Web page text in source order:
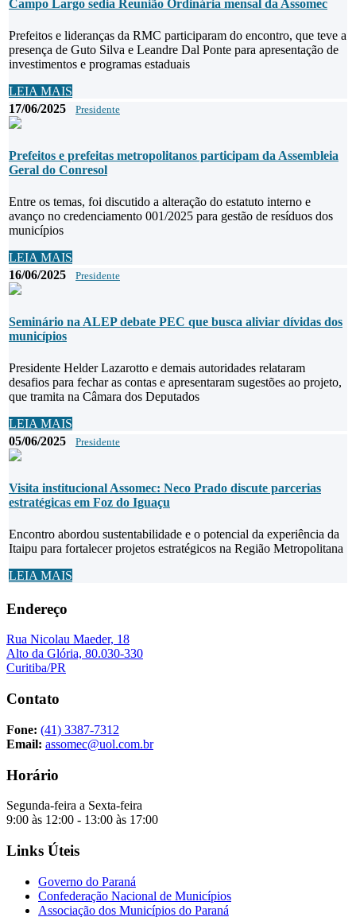
Campo Largo sedia Reunião Ordinária mensal da Assomec
Prefeitos e lideranças da RMC participaram do encontro, que teve a
presença de Guto Silva e Leandre Dal Ponte para apresentação de
investimentos e programas estaduais
LEIA MAIS
17/06/2025
Presidente
Prefeitos e prefeitas metropolitanos participam da Assembleia
Geral do Conresol
Entre os temas, foi discutido a alteração do estatuto interno e
avanço no credenciamento 001/2025 para gestão de resíduos dos
municípios
LEIA MAIS
16/06/2025
Presidente
Seminário na ALEP debate PEC que busca aliviar dívidas dos
municípios
Presidente Helder Lazarotto e demais autoridades relataram
desafios para fechar as contas e apresentaram sugestões ao projeto,
que tramita na Câmara dos Deputados
LEIA MAIS
05/06/2025
Presidente
Visita institucional Assomec: Neco Prado discute parcerias
estratégicas em Foz do Iguaçu
Encontro abordou sustentabilidade e o potencial da experiência da
Itaipu para fortalecer projetos estratégicos na Região Metropolitana
LEIA MAIS
Endereço
Rua Nicolau Maeder, 18
Alto da Glória, 80.030-330
Curitiba/PR
Contato
Fone: (41) 3387-7312
Email: assomec@uol.com.br
Horário
Segunda-feira a Sexta-feira
9:00 às 12:00 - 13:00 às 17:00
Links Úteis
Governo do Paraná
Confederação Nacional de Municípios
Associação dos Municípios do Paraná